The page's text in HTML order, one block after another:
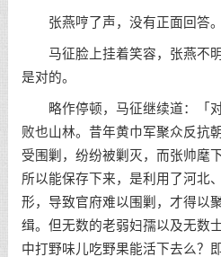
张燕哼了声，没有正面回答。
马征脸上挂着笑容，张燕不明
是对的。
略作停顿，马征继续道：「对
败也山林。昔年黄巾军聚众反抗
受围剿，纷纷被剿灭，而张帅麾
所以能保存下来，是利用了河北
形，导致官府难以围剿，才得以
缉。但无数的老弱妇孺以及无数
中打野味儿吃野果能活下去么？